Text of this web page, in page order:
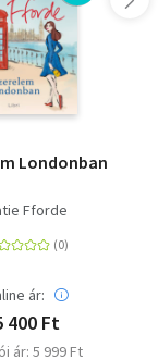
Londonban
Fforde
ár:
400 Ft
ár: 5 999 Ft